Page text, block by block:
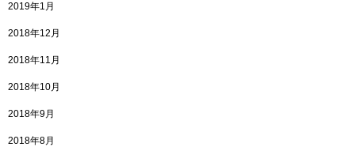
2019年1月
2018年12月
2018年11月
2018年10月
2018年9月
2018年8月